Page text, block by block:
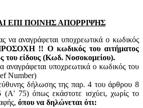
ΕΠΙ ΠΟΙΝΗΣ ΑΠΟΡΡΙΨΗΣ
να αναγράφεται υποχρεωτικά ο κωδικός
!! Ο κωδικός του αιτήματος
του είδους (Κωδ. Νοσοκομείου).
αναγράφεται υποχρεωτικά ο κωδικός του
Number)
δήλωσης της παρ. 4 του άρθρου 8
(Α' 75) όπως εκάστοτε ισχύει, χωρίς το
όπου να δηλώνεται ότι: